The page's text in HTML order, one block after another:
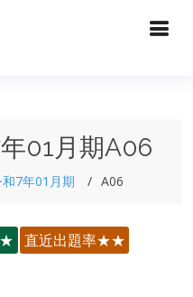
01月期A06
7年01月期 A06
直近出題率★★